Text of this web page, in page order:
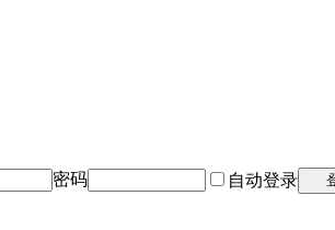
密码
自动登录